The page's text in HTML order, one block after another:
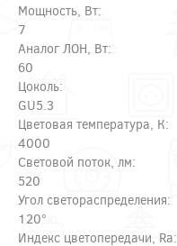
Мощность, Вт:
7
Аналог ЛОН, Вт:
60
Цоколь:
GU5.3
Цветовая температура, К:
4000
Световой поток, лм:
520
Угол светораспределения:
120°
Индекс цветопередачи, Ra: